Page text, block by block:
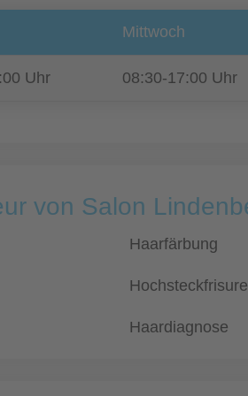
Mittwoch
Uhr 08:30-17:00 Uhr
von Salon
Haarfärbung
Haardiagnose